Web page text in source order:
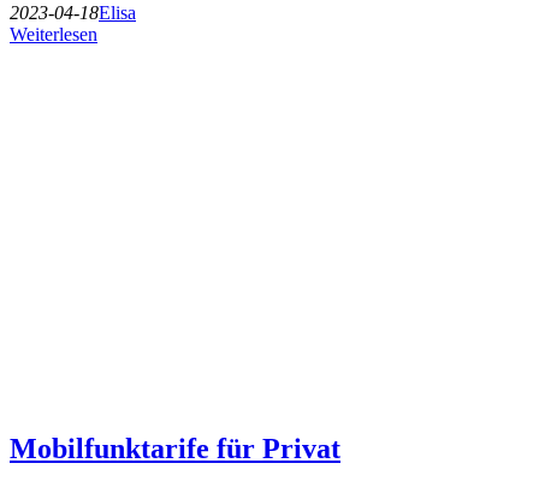
2023-04-18Elisa
Weiterlesen
Mobilfunktarife für Privat